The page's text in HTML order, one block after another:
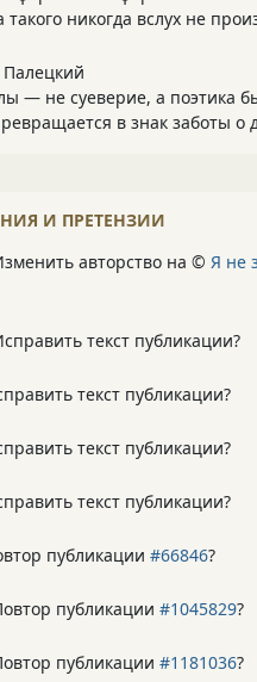
никогда вслух не
— не суеверие, а поэтика
в знак заботы о
И ПРЕТЕНЗИИ
авторство на © Я не
текст публикации?
текст публикации?
текст публикации?
текст публикации?
публикации #66846?
публикации #1045829?
публикации #1181036?